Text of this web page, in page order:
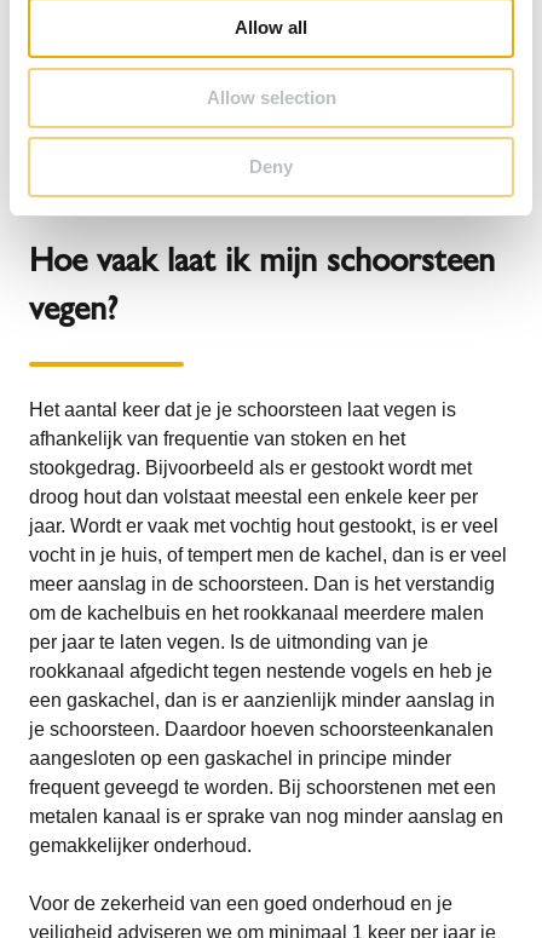
Allow all
Allow selection
Deny
kachelbuis en schoorsteen. Wanneer je zelf je
schoorsteen veegt is dit dus erg lastig aan te tonen.
krijg je ook gelijk een veegbewijs mee.
Hoe vaak laat ik mijn schoorsteen
vegen?
Het aantal keer dat je je schoorsteen laat vegen is
afhankelijk van frequentie van stoken en het
stookgedrag. Bijvoorbeeld als er gestookt wordt met
droog hout dan volstaat meestal een enkele keer per
jaar. Wordt er vaak met vochtig hout gestookt, is er veel
vocht in je huis, of tempert men de kachel, dan is er veel
meer aanslag in de schoorsteen. Dan is het verstandig
om de kachelbuis en het rookkanaal meerdere malen
per jaar te laten vegen. Is de uitmonding van je
rookkanaal afgedicht tegen nestende vogels en heb je
een gaskachel, dan is er aanzienlijk minder aanslag in
je schoorsteen. Daardoor hoeven schoorsteenkanalen
aangesloten op een gaskachel in principe minder
frequent geveegd te worden. Bij schoorstenen met een
metalen kanaal is er sprake van nog minder aanslag en
gemakkelijker onderhoud.
Voor de zekerheid van een goed onderhoud en je
veiligheid adviseren we om minimaal 1 keer per jaar je